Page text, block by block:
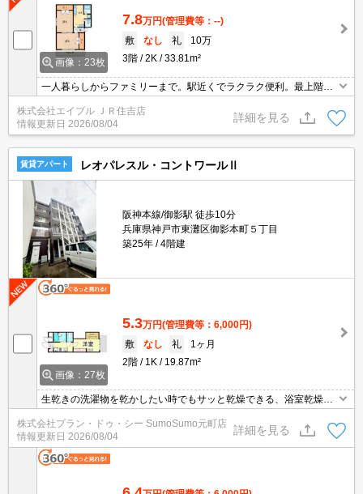
画像：23枚
7.8万円(管理費等：--)
敷
なし 礼
10万
3階
2K 33.81m²
一人暮らしからファミリーまで。駅近くでラクラク便利。最上階の
角部屋が空きました。
株式会社エイブル ＪＲ住吉店
情報更新日 2026/08/04
詳細を見る
賃貸アパート レオパレスル・コントワールⅡ
阪神本線/御影駅 徒歩10分
兵庫県神戸市東灘区御影本町５丁目
築25年
4階建
画像：27枚
5.3万円(管理費等：6,000円)
敷
なし 礼
1ヶ月
2階
1K 19.87m²
生乾きの洗濯物を乾かしたい時でもサッと乾燥できる、浴室乾燥機
が備え付けられているので、衣類や日用品の収納に重宝します。令
和8年6月にご入居可能予定です。ぜひご覧いただきたい賃貸物件で
す。
株式会社プラン・ドゥ・シー SumoSumo元町店
情報更新日 2026/08/04
詳細を見る